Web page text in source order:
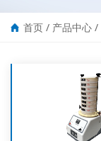
首页 / 产品中心 /